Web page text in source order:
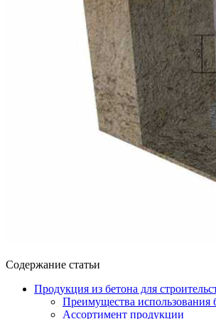
Содержание статьи
Продукция из бетона для
Преимущества использования
Ассортимент продукции